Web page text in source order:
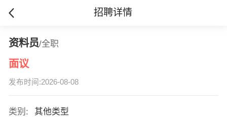
招聘详情
资料员/全职
面议
发布时间:2026-08-08
类别:
其他类型